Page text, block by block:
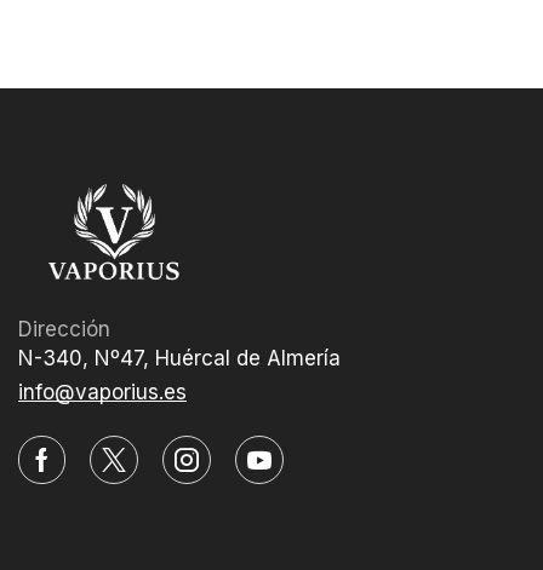
Dirección
N-340, Nº47, Huércal de Almería
info@vaporius.es